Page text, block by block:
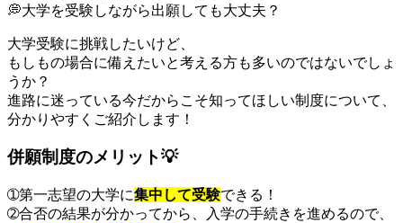
💭大学を受験しながら出願しても大丈夫？
大学受験に挑戦したいけど、
もしもの場合に備えたいと考える方も多いのではないでしょ
うか？
進路に迷っている今だからこそ知ってほしい制度について、
分かりやすくご紹介します！
併願制度のメリット💡
➀第一志望の大学に集中して受験できる！
➁合否の結果が分かってから、入学の手続きを進めるので、